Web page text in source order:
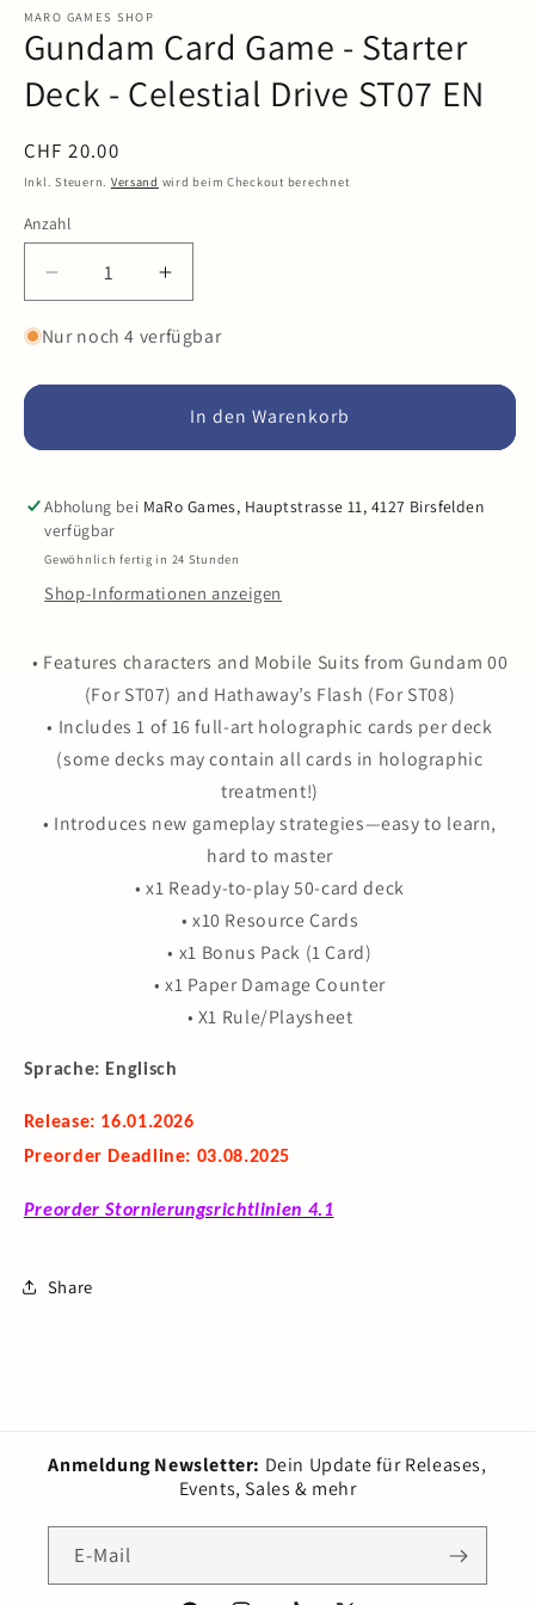
in
Modal
öffnen
MARO GAMES SHOP
Gundam Card Game - Starter
Deck - Celestial Drive ST07 EN
Normaler
Preis
CHF 20.00
Inkl. Steuern. Versand wird beim Checkout berechnet
Anzahl
Anzahl
Verringere
die
Menge
Gundam
Deck
Celestial
Drive
EN
Erhöhe
die
Menge
Gundam
Card
Deck
Celestial
Drive
EN
Nur noch 4 verfügbar
In den Warenkorb
Abholung bei MaRo Games, Hauptstrasse 11, 4127 Birsfelden
verfügbar
Gewöhnlich fertig in 24 Stunden
Shop-Informationen anzeigen
• Features characters and Mobile Suits from Gundam 00
(For ST07) and Hathaway’s Flash (For ST08)
• Includes 1 of 16 full-art holographic cards per deck
(some decks may contain all cards in holographic
treatment!)
• Introduces new gameplay strategies—easy to learn,
hard to master
• x1 Ready-to-play 50-card deck
• x10 Resource Cards
• x1 Bonus Pack (1 Card)
• x1 Paper Damage Counter
• X1 Rule/Playsheet
Sprache: Englisch
Release: 16.01.2026
Preorder Deadline: 03.08.2025
Preorder Stornierungsrichtlinien 4.1
Share
Anmeldung Newsletter: Dein Update für Releases,
Events, Sales & mehr
E-Mail